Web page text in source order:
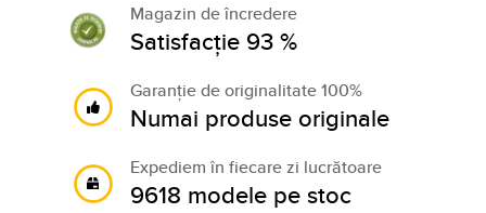
Magazin de încredere
Satisfacție 93 %
Garanție de originalitate 100%
Numai produse originale
Expediem în fiecare zi lucrătoare
9618 modele pe stoc